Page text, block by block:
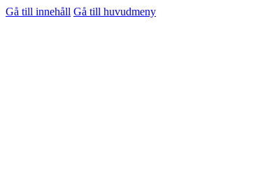
Gå till innehåll Gå till huvudmeny